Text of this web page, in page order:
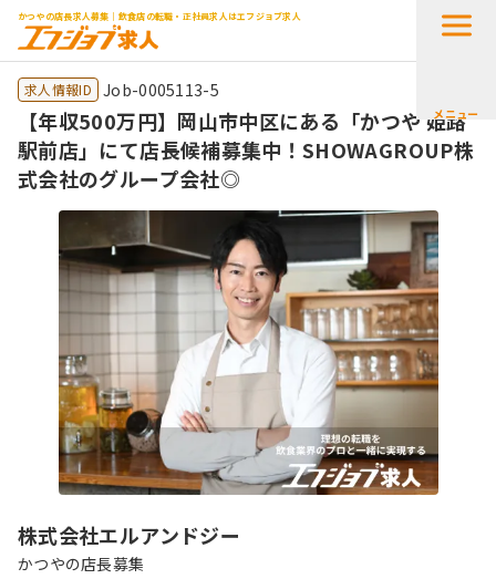
かつやの店長求人募集｜飲食店の転職・正社員求人はエフジョブ求人
メニュー
【年収500万円】岡山市中区にある「かつや 姫路
駅前店」にて店長候補募集中！SHOWAGROUP株
式会社のグループ会社◎
求人情報ID Job-0005113-5
株式会社エルアンドジー
かつやの店長募集